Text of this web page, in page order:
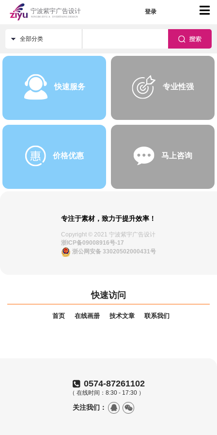
登录
全部分类
快速服务 专业性强
价格优惠 马上咨询
专注于素材，致力于提升效率！
Copyright © 2021 宁波紫宇广告设计
浙ICP备09008916号-17
浙公网安备 33020502000431号
快速访问
首页 在线画册 技术文章 联系我们
0574-87261102
（ 在线时间：8:30 - 17:30 ）
关注我们：